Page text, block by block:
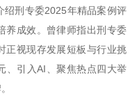
绍刑专委2025年精品案例评
养成效。曾律师指出刑专委
正视现存发展短板与行业挑
、引入AI、聚焦热点四大举